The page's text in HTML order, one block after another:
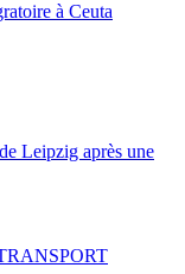
à Ceuta
Leipzig après une